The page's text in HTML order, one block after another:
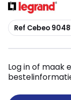
Kopiëren
Ref Cebeo
Log in of maak